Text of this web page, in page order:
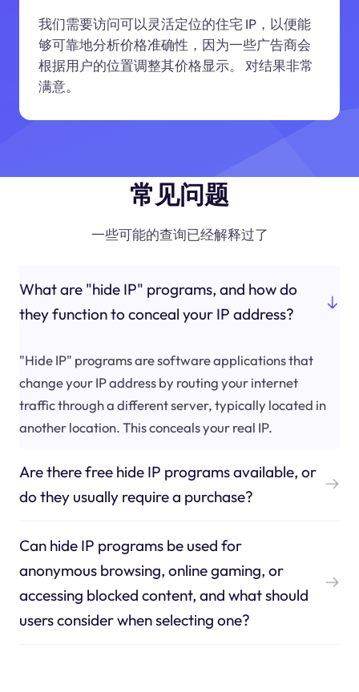
我们需要访问可以灵活定位的住宅 IP，以便能
够可靠地分析价格准确性，因为一些广告商会
根据用户的位置调整其价格显示。 对结果非常
满意。
常见问题
一些可能的查询已经解释过了
What are "hide IP" programs, and how do
they function to conceal your IP address?
"Hide IP" programs are software applications that
change your IP address by routing your internet
traffic through a different server, typically located in
another location. This conceals your real IP.
Are there free hide IP programs available, or
do they usually require a purchase?
Can hide IP programs be used for
anonymous browsing, online gaming, or
accessing blocked content, and what should
users consider when selecting one?